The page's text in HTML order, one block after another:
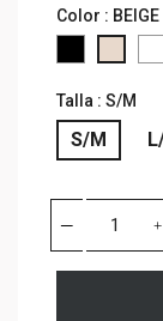
Color : BEIGE
Talla : S/M
S/M